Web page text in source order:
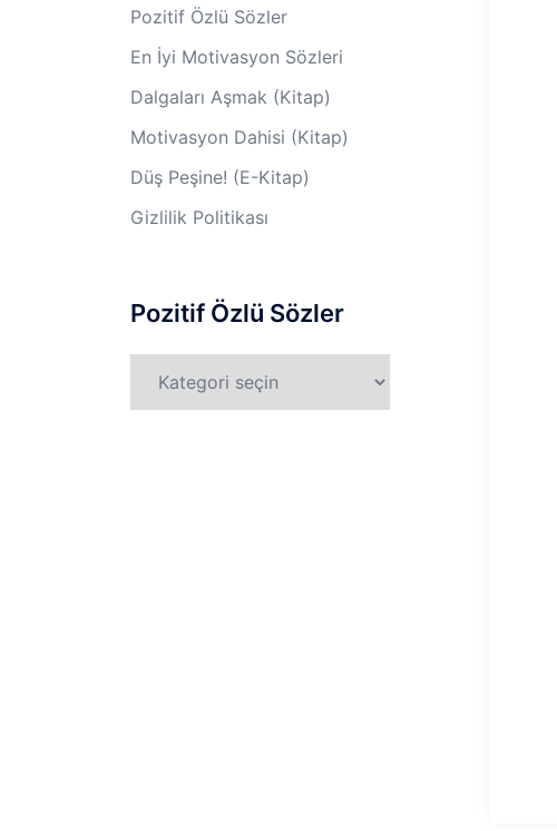
Pozitif Özlü Sözler
En İyi Motivasyon Sözleri
Dalgaları Aşmak (Kitap)
Motivasyon Dahisi (Kitap)
Düş Peşine! (E-Kitap)
Gizlilik Politikası
Pozitif Özlü Sözler
Özlü